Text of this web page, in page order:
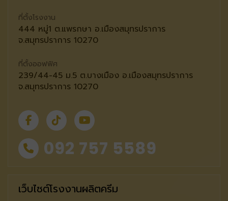
ที่ตั้งโรงงาน
444 หมู่1 ต.แพรกษา อ.เมืองสมุทรปราการ
จ.สมุทรปราการ 10270
ที่ตั้งออฟฟิศ
239/44-45 ม.5 ต.บางเมือง อ.เมืองสมุทรปราการ
จ.สมุทรปราการ 10270
092 757 5589
เว็บไซต์โรงงานผลิตครีม